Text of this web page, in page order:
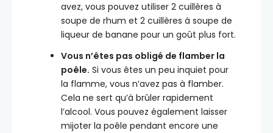
avez, vous pouvez utiliser 2 cuillères à
soupe de rhum et 2 cuillères à soupe de
liqueur de banane pour un goût plus fort.
Vous n’êtes pas obligé de flamber la
poêle. Si vous êtes un peu inquiet pour
la flamme, vous n’avez pas à flamber.
Cela ne sert qu’à brûler rapidement
l’alcool. Vous pouvez également laisser
mijoter la poêle pendant encore une